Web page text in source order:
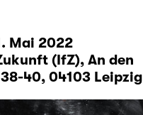
Mai 2022
(IfZ), An den
40, 04103 Leipzig